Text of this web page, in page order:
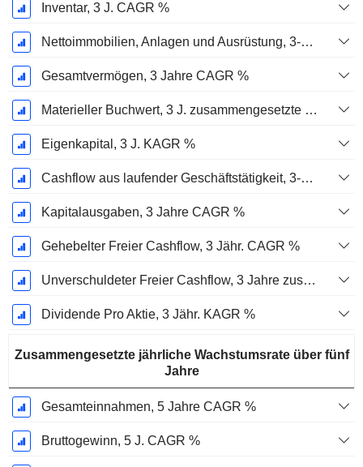
Inventar, 3 J. CAGR %
Nettoimmobilien, Anlagen und Ausrüstung, 3-Jahres-CAGR %
Gesamtvermögen, 3 Jahre CAGR %
Materieller Buchwert, 3 J. zusammengesetzte jährliche Wachstumsrate %
Eigenkapital, 3 J. KAGR %
Cashflow aus laufender Geschäftstätigkeit, 3-Jahres-CAGR %
Kapitalausgaben, 3 Jahre CAGR %
Gehebelter Freier Cashflow, 3 Jähr. CAGR %
Unverschuldeter Freier Cashflow, 3 Jahre zusammengesetzte jährliche Wachstumsrate %
Dividende Pro Aktie, 3 Jähr. KAGR %
Zusammengesetzte jährliche Wachstumsrate über fünf
Jahre
Gesamteinnahmen, 5 Jahre CAGR %
Bruttogewinn, 5 J. CAGR %